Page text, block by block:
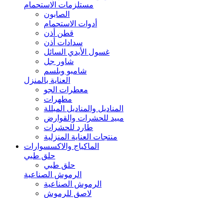
مستلزمات الاستحمام
الصابون
أدوات الاستحمام
قطن أذن
سدادات أذن
غسول الأيدي السائل
شاور جل
شامبو وبلسم
العناية بالمنزل
معطرات الجو
مطهرات
المناديل والمناديل المبللة
مبيد للحشرات والقوارض
طارد للحشرات
منتجات العناية المنزلية
الماكياج والاكسسوارات
حلق طبي
حلق طبي
الرموش الصناعية
الرموش الصناعية
لاصق للرموش